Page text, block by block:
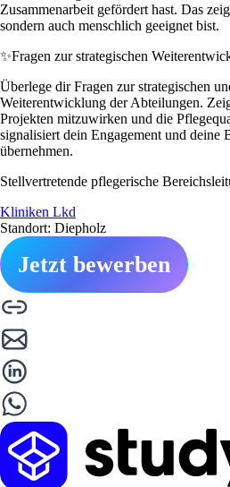
Zusammenarbeit gefördert hast. Das
sondern auch menschlich geeignet bist.
✨Fragen zur strategischen
Überlege dir Fragen zur strategischen
Weiterentwicklung der Abteilungen.
Projekten mitzuwirken und die
signalisiert dein Engagement und deine
übernehmen.
Stellvertretende pflegerische
Kliniken Lkd
Standort: Diepholz
Jetzt bewerben